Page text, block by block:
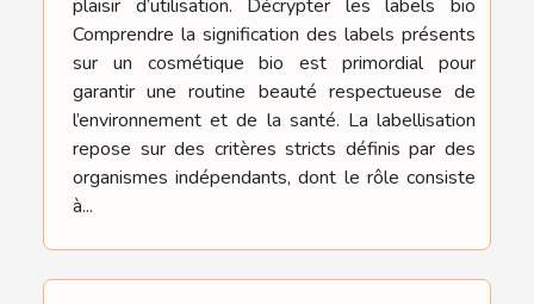
plaisir d’utilisation. Décrypter les labels bio
Comprendre la signification des labels présents
sur un cosmétique bio est primordial pour
garantir une routine beauté respectueuse de
l’environnement et de la santé. La labellisation
repose sur des critères stricts définis par des
organismes indépendants, dont le rôle consiste
à...